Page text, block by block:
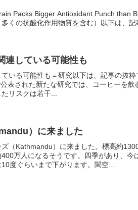
Packs Bigger Antioxidant Punch than
くの抗酸化作用物質を含む）以下は、記
連している可能性も
いる可能性も＝研究以下は、記事の抜
表された新たな研究では、コーヒーを飲
リスクは若干...
）に来ました
（Kathmandu）に来ました。標高約
万人になるそうです。四季があり、今
度ぐらいまで下がります。関空...